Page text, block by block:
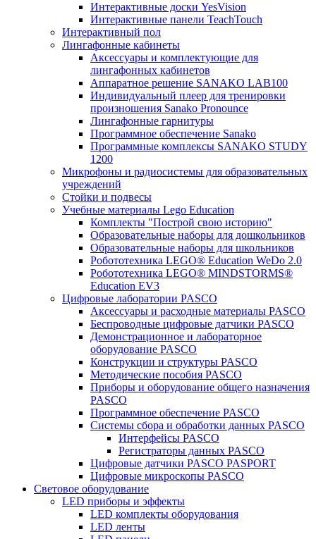
Интерактивные доски YesVision
Интерактивные панели TeachTouch
Интерактивный пол
Лингафонные кабинеты
Аксессуары и комплектующие для
лингафонных кабинетов
Аппаратное решение SANAKO LAB100
Индивидуальный плеер для тренировки
произношения Sanako Pronounce
Лингафонные гарнитуры
Программное обеспечение Sanako
Программные комплексы SANAKO STUDY
1200
Микрофоны и радиосистемы для образовательных
учреждений
Стойки и подвесы
Учебные материалы Lego Education
Комплекты "Построй свою историю"
Образовательные наборы для дошкольников
Образовательные наборы для школьников
Робототехника LEGO® Education WeDo 2.0
Робототехника LEGO® MINDSTORMS®
Education EV3
Цифровые лаборатории PASCO
Аксессуары и расходные материалы PASCO
Беспроводные цифровые датчики PASCO
Демонстрационное и лабораторное
оборудование PASCO
Конструкции и структуры PASCO
Методические пособия PASCO
Приборы и оборудование общего назначения
PASCO
Программное обеспечение PASCO
Системы сбора и обработки данных PASCO
Интерфейсы PASCO
Регистраторы данных PASCO
Цифровые датчики PASCO PASPORT
Цифровые микроскопы PASCO
Световое оборудование
LED приборы и эффекты
LED комплекты оборудования
LED ленты